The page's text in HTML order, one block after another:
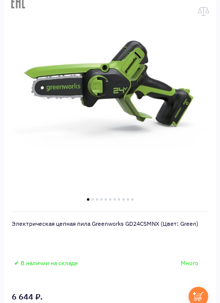
Электрическая цепная пила Greenworks GD24CSMNX (Цвет: Green)
✔ В наличии на складе Много
6 644 ₽.